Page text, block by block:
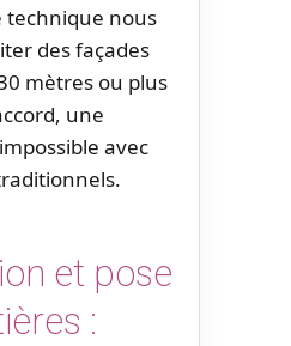
technique nous
des façades
mètres ou plus
une
avec
et pose
: